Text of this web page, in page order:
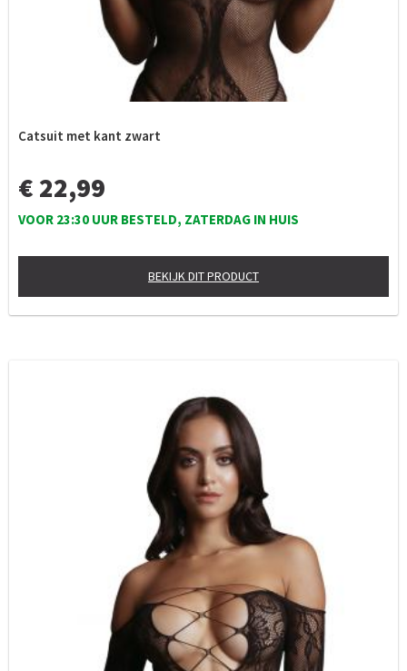
Catsuit met kant zwart
€ 22,99
VOOR 23:30 UUR BESTELD, ZATERDAG IN HUIS
BEKIJK DIT PRODUCT